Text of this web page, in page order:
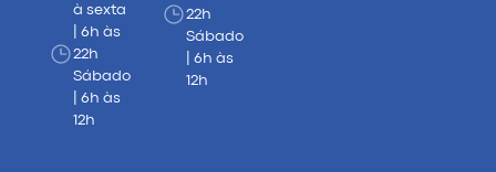
à sexta
| 6h às
22h
Sábado
| 6h às
12h
22h
Sábado
| 6h às
12h